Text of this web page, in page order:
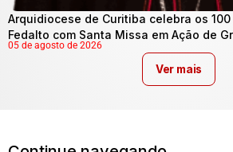
Arquidiocese de Curitiba celebra os
Fedalto com Santa Missa em Ação de
05 de agosto de 2026
Ver mais